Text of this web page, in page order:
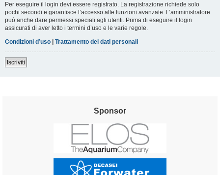
Per eseguire il login devi essere registrato. La registrazione richiede solo
pochi secondi e garantisce l’accesso alle funzioni avanzate. L’amministratore
può anche dare permessi speciali agli utenti. Prima di eseguire il login
assicurati di aver letto i termini d’uso e le varie regole.
Condizioni d’uso | Trattamento dei dati personali
Iscriviti
Sponsor